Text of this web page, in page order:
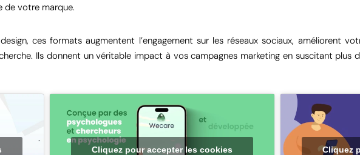
de votre marque.
ces formats augmentent l’engagement sur les réseaux sociaux, améliorent
Ils donnent un véritable impact à vos campagnes marketing en suscitant plus
Cliquez pour accepter les cookies
Cliquez